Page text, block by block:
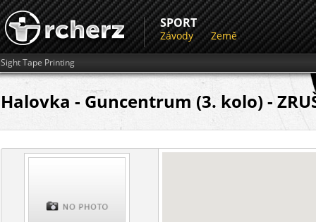
SPORT
Závody Země
Sight Tape Printing
Halovka - Guncentrum (3. kolo) -